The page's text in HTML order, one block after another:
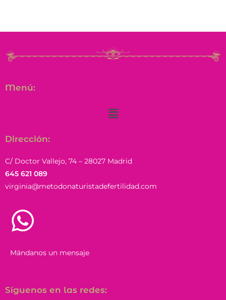
Menú:
Dirección:
C/ Doctor Vallejo, 74 – 28027 Madrid
645 621 089
virginia@metodonaturistadefertilidad.com
Mándanos un mensaje
Síguenos en las redes: